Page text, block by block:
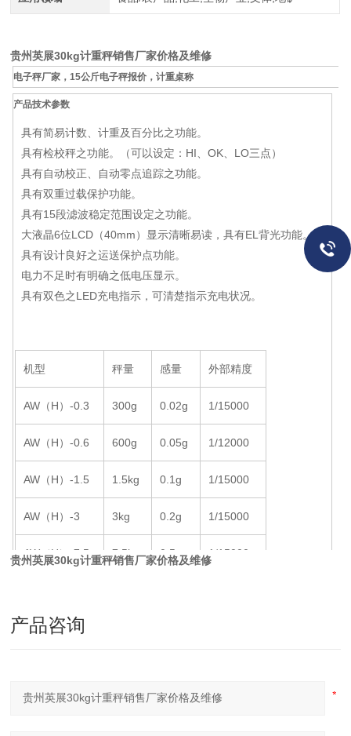
贵州英展30kg计重秤销售厂家价格及维修
电子秤厂家，15公斤电子秤报价，计重桌称
产品技术参数
具有简易计数、计重及百分比之功能。
具有检校秤之功能。（可以设定：HI、OK、LO三点）
具有自动校正、自动零点追踪之功能。
具有双重过载保护功能。
具有15段滤波稳定范围设定之功能。
大液晶6位LCD（40mm）显示清晰易读，具有EL背光功能。
具有设计良好之运送保护点功能。
电力不足时有明确之低电压显示。
具有双色之LED充电指示，可清楚指示充电状况。
机型 秤量 感量 外部精度
AW（H）-0.3 300g 0.02g 1/15000
AW（H）-0.6 600g 0.05g 1/12000
AW（H）-1.5 1.5kg 0.1g 1/15000
AW（H）-3 3kg 0.2g 1/15000
AW（H）-7.5 7.5kg 0.5g 1/15000
AW（H）-30
秤盘尺寸：230*280mm
贵州英展30kg计重秤销售厂家价格及维修
产品咨询